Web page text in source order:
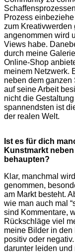
Prozess
zum Kreativwerden
angenommen wird
Views habe.
durch meine
Online-Shop
meinem Netzwerk.
neben dem
auf seine Arbeit
nicht die
spannendsten ist
der realen Welt.
Ist es für dich
Kunstmarkt
behaupten?
Klar, manchmal
genommen,
am Markt besteht.
wie man auch mal
sind Kommentare,
Rückschläge viel
meine Bilder in
positiv oder
darunter leiden